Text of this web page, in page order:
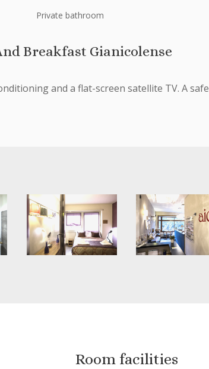
Private bathroom
Breakfast Gianicolense
and a flat-screen satellite TV. A safe
Room facilities